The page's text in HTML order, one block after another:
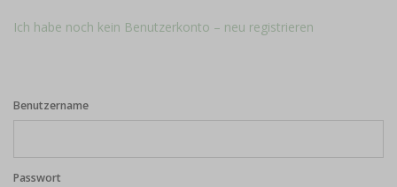
Ich habe noch kein Benutzerkonto – neu registrieren
Benutzername
Passwort